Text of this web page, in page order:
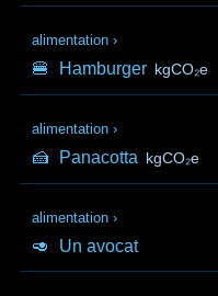
alimentation ›
🍔 Hamburger kgCO₂e
alimentation ›
🍰 Panacotta kgCO₂e
alimentation ›
🥑 Un avocat